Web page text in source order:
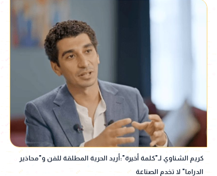
كريم الشناوي لـ"كلمة أخيرة":أريد الحرية المطلقة للفن و"محاذير
الدراما" لا تخدم الصناعة